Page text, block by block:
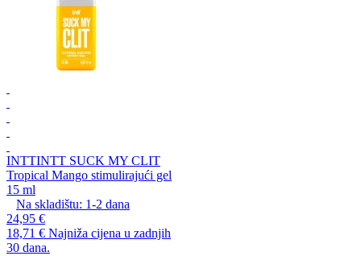
INTTINTT SUCK MY CLIT
Tropical Mango stimulirajući gel
15 ml
Na skladištu: 1-2 dana
24,95 €
18,71 € Najniža cijena u zadnjih
30 dana.